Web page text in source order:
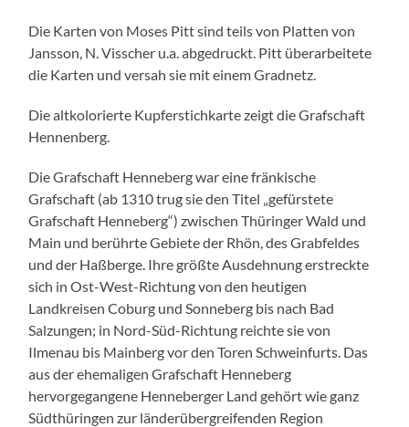
Die Karten von Moses Pitt sind teils von Platten von
Jansson, N. Visscher u.a. abgedruckt. Pitt überarbeitete
die Karten und versah sie mit einem Gradnetz.
Die altkolorierte Kupferstichkarte zeigt die Grafschaft
Hennenberg.
Die Grafschaft Henneberg war eine fränkische
Grafschaft (ab 1310 trug sie den Titel „gefürstete
Grafschaft Henneberg“) zwischen Thüringer Wald und
Main und berührte Gebiete der Rhön, des Grabfeldes
und der Haßberge. Ihre größte Ausdehnung erstreckte
sich in Ost-West-Richtung von den heutigen
Landkreisen Coburg und Sonneberg bis nach Bad
Salzungen; in Nord-Süd-Richtung reichte sie von
Ilmenau bis Mainberg vor den Toren Schweinfurts. Das
aus der ehemaligen Grafschaft Henneberg
hervorgegangene Henneberger Land gehört wie ganz
Südthüringen zur länderübergreifenden Region